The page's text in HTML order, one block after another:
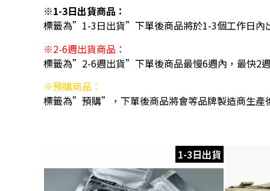
※1-3日出貨商品：
標籤為”1-3日出貨”下單後商品將於1-3個工作日內
※2-6週出貨商品：
標籤為”2-6週出貨”下單後商品最慢6週內，最快2
※預購商品：
標籤為”預購”，下單後商品將會等品牌製造商生產
1-3日出貨